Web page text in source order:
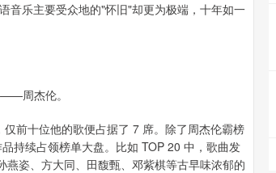
音乐主要受众地的"怀旧"却更为极端，十年如一
周杰伦。
前十位他的歌便占据了 7 席。除了周杰伦霸榜
持续占领榜单大盘。比如 TOP 20 中，歌曲发
姿、方大同、田馥甄、邓紫棋等古早味浓郁的